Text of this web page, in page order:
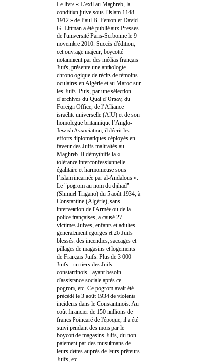
Le livre « L’exil au Maghreb, la
condition juive sous l’islam 1148-
1912 » de Paul B. Fenton et David
G. Littman a été publié aux Presses
de l'université Paris-Sorbonne le 9
novembre 2010. Succès d'édition,
cet ouvrage majeur, boycotté
notamment par des médias français
Juifs, présente une anthologie
chronologique de récits de témoins
oculaires en Algérie et au Maroc sur
les Juifs. Puis, par une sélection
d’archives du Quai d’Orsay, du
Foreign Office, de l’Alliance
israélite universelle (AIU) et de son
homologue britannique l’Anglo-
Jewish Association, il décrit les
efforts diplomatiques déployés en
faveur des Juifs maltraités au
Maghreb. Il démythifie la «
tolérance interconfessionnelle
égalitaire et harmonieuse sous
l’islam incarnée par al-Andalous ».
Le "pogrom au nom du djihad"
(Shmuel Trigano) du 5 août 1934, à
Constantine (Algérie), sans
intervention de l'Armée ou de la
police françaises, a causé 27
victimes Juives, enfants et adultes
généralement égorgés et 26 Juifs
blessés, des incendies, saccages et
pillages de magasins et logements
de Français Juifs. Plus de 3 000
Juifs - un tiers des Juifs
constantinois - ayant besoin
d'assistance sociale après ce
pogrom, etc. Ce pogrom avait été
précédé le 3 août 1934 de violents
incidents dans le Constantinois. Au
coût financier de 150 millions de
francs Poincaré de l'époque, il a été
suivi pendant des mois par le
boycott de magasins Juifs, du non
paiement par des musulmans de
leurs dettes auprès de leurs prêteurs
Juifs, etc.